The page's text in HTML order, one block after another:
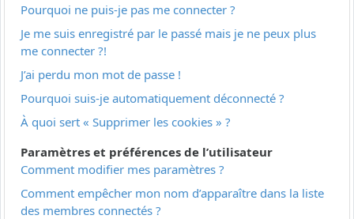
Pourquoi ne puis-je pas me connecter ?
Je me suis enregistré par le passé mais je ne peux plus
me connecter ?!
J’ai perdu mon mot de passe !
Pourquoi suis-je automatiquement déconnecté ?
À quoi sert « Supprimer les cookies » ?
Paramètres et préférences de l’utilisateur
Comment modifier mes paramètres ?
Comment empêcher mon nom d’apparaître dans la liste
des membres connectés ?